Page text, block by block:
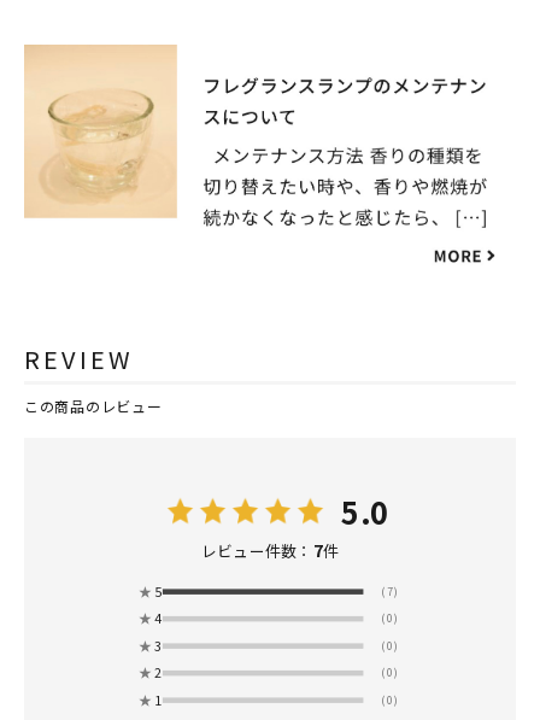
REVIEW
この商品のレビュー
5.0
レビュー件数： 7件
★ 5 (7)
★ 4 (0)
★ 3 (0)
★ 2 (0)
★ 1 (0)